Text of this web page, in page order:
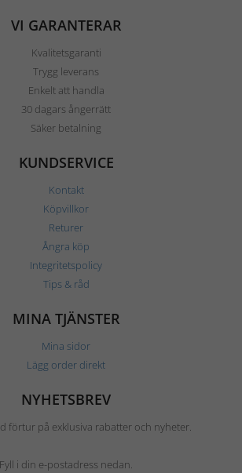
VI GARANTERAR
Kvalitetsgaranti
Trygg leverans
Enkelt att handla
30 dagars ångerrätt
Säker betalning
KUNDSERVICE
Kontakt
Köpvillkor
Returer
Ångra köp
Integritetspolicy
Tips & råd
MINA TJÄNSTER
Mina sidor
Lägg order direkt
NYHETSBREV
förtur på exklusiva rabatter och nyheter.
Fyll i din e-postadress nedan.